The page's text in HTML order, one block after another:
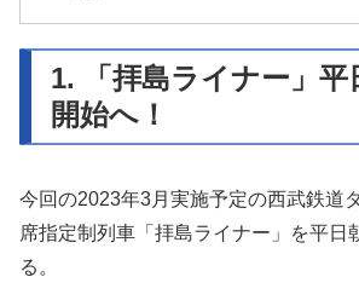
1. 「拝島ライナー」平
開始へ！
今回の2023年3月実施予定の西武鉄道
席指定制列車「拝島ライナー」を平日
る。